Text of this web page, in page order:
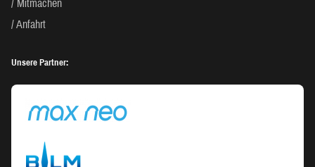
Mitmachen
Anfahrt
Unsere Partner: